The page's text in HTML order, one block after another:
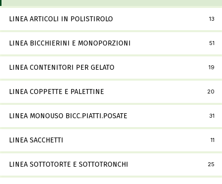
LINEA ARTICOLI IN POLISTIROLO 13
LINEA BICCHIERINI E MONOPORZIONI 51
LINEA CONTENITORI PER GELATO 19
LINEA COPPETTE E PALETTINE 20
LINEA MONOUSO BICC.PIATTI.POSATE 31
LINEA SACCHETTI 11
LINEA SOTTOTORTE E SOTTOTRONCHI 25